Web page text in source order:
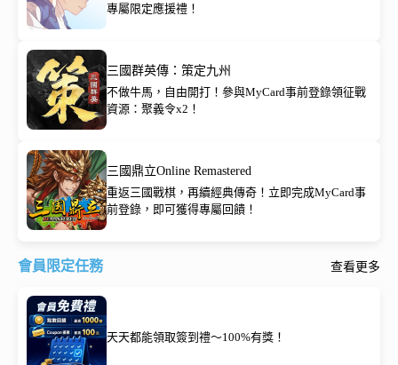
專屬限定應援禮！
三國群英傳：策定九州
不做牛馬，自由開打！參與MyCard事前登錄領征戰
資源：聚義令x2！
三國鼎立Online Remastered
重返三國戰棋，再續經典傳奇！立即完成MyCard事
前登錄，即可獲得專屬回饋！
會員限定任務 查看更多
天天都能領取簽到禮～100%有獎！